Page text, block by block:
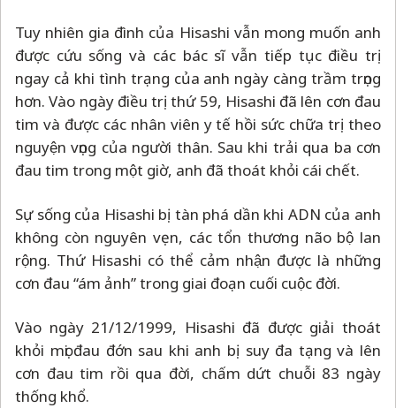
Tuy nhiên gia đình của Hisashi vẫn mong muốn anh
được cứu sống và các bác sĩ vẫn tiếp tục điều trị
ngay cả khi tình trạng của anh ngày càng trầm trọng
hơn. Vào ngày điều trị thứ 59, Hisashi đã lên cơn đau
tim và được các nhân viên y tế hồi sức chữa trị theo
nguyện vọng của người thân. Sau khi trải qua ba cơn
đau tim trong một giờ, anh đã thoát khỏi cái chết.
Sự sống của Hisashi bị tàn phá dần khi ADN của anh
không còn nguyên vẹn, các tổn thương não bộ lan
rộng. Thứ Hisashi có thể cảm nhận được là những
cơn đau “ám ảnh” trong giai đoạn cuối cuộc đời.
Vào ngày 21/12/1999, Hisashi đã được giải thoát
khỏi mọi đau đớn sau khi anh bị suy đa tạng và lên
cơn đau tim rồi qua đời, chấm dứt chuỗi 83 ngày
thống khổ.